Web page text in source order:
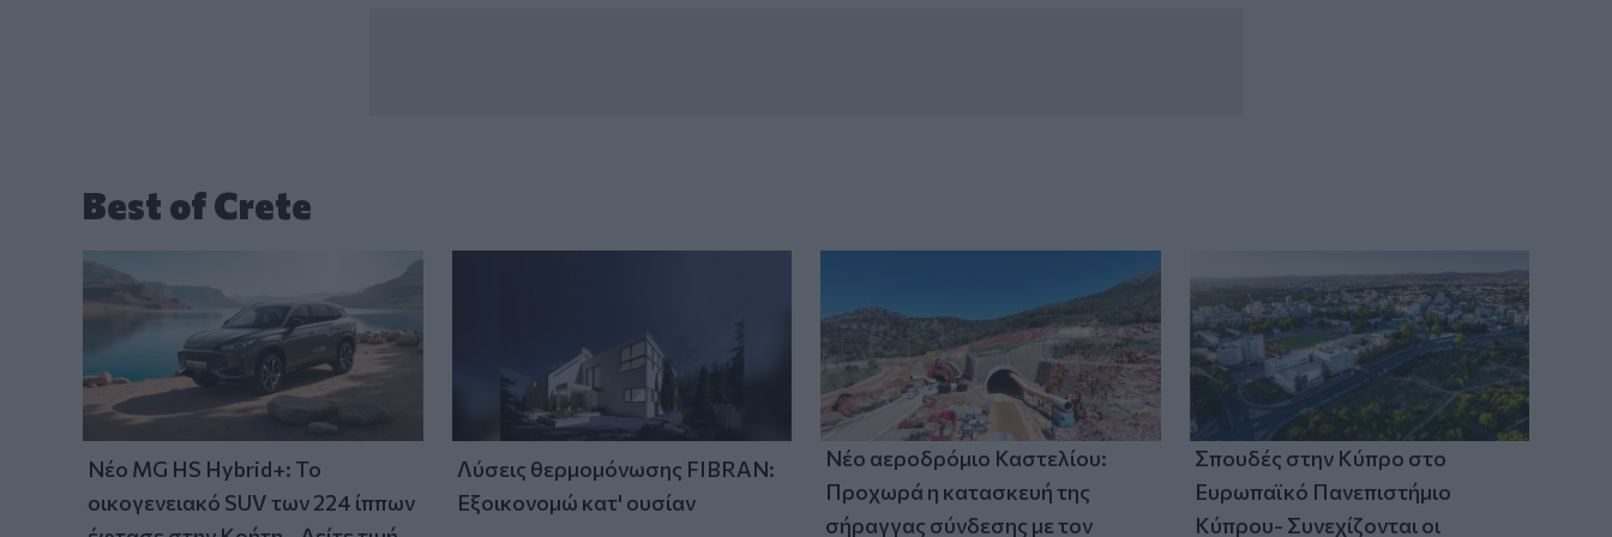
Best of Crete
Νέο MG HS Hybrid+: Το
οικογενειακό SUV των 224 ίππων
Λύσεις θερμομόνωσης FIBRAN:
Εξοικονομώ κατ' ουσίαν
Νέο αεροδρόμιο Καστελίου:
Προχωρά η κατασκευή της
σήραγγας σύνδεσης με τον
Σπουδές στην Κύπρο στο
Ευρωπαϊκό Πανεπιστήμιο
Κύπρου- Συνεχίζονται οι